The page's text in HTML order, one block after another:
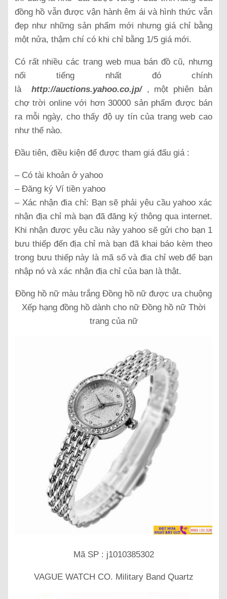
đồng hồ vẫn được vận hành êm ái và hình thức vẫn
đẹp như những sản phẩm mới nhưng giá chỉ bằng
một nửa, thậm chí có khi chỉ bằng 1/5 giá mới.
Có rất nhiều các trang web mua bán đồ cũ, nhưng
nổi tiếng nhất đó chính
là http://auctions.yahoo.co.jp/, một phiên bản
chợ trời online với hơn 30000 sản phẩm được bán
ra mỗi ngày, cho thấy độ uy tín của trang web cao
như thế nào.
Đầu tiên, điều kiện để được tham giá đấu giá :
– Có tài khoản ở yahoo
– Đăng ký Ví tiền yahoo
– Xác nhận đia chỉ: Bạn sẽ phải yêu cầu yahoo xác
nhận địa chỉ mà bạn đã đăng ký thông qua internet.
Khi nhận được yêu cầu này yahoo sẽ gửi cho bạn 1
bưu thiếp đến địa chỉ mà bạn đã khai báo kèm theo
trong bưu thiếp này là mã số và đia chỉ web để bạn
nhập nó và xác nhận địa chỉ của bạn là thật.
Đồng hồ nữ màu trắng Đồng hồ nữ được ưa chuộng
Xếp hạng đồng hồ dành cho nữ Đồng hồ nữ Thời
trang của nữ
Mã SP : j1010385302
VAGUE WATCH CO. Military Band Quartz